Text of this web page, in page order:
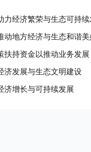
力经济繁荣与生态可持
动地方经济与生态和谐
扶持资金以推动业务发
济发展与生态文明建设
济增长与可持续发展